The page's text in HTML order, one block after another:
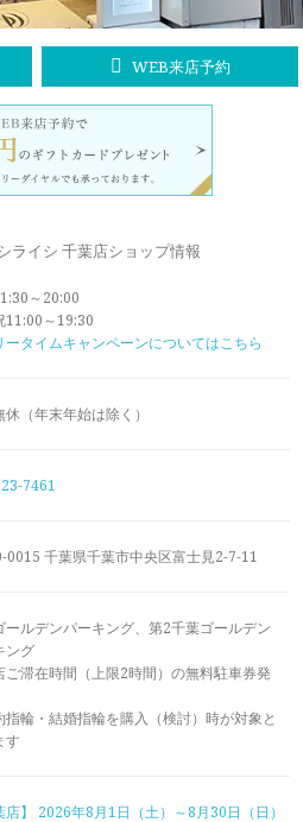
WEB来店予約
ライシ 千葉店ショップ情報
～20:00
11:00～19:30
ータイムキャンペーンについてはこちら
休（年末年始は除く）
7461
0015 千葉県千葉市中央区富士見2-7-11
ールデンパーキング、第2千葉ゴールデン
ング
滞在時間（上限2時間）の無料駐車券発
輪・結婚指輪を購入（検討）時が対象と
す
店】 2026年8月1日（土）～8月30日（日）